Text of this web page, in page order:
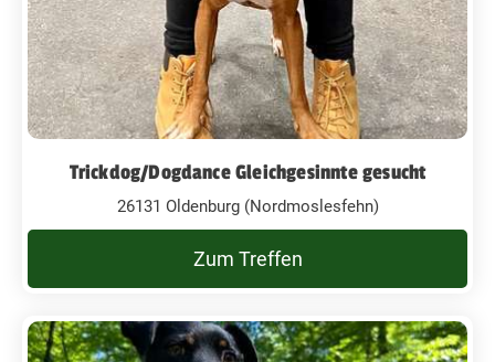
Trickdog/Dogdance Gleichgesinnte gesucht
26131 Oldenburg (Nordmoslesfehn)
Zum Treffen